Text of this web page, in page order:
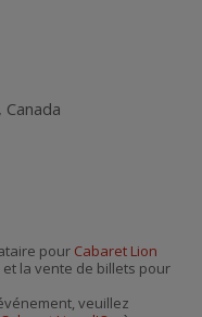
, Canada
pour Cabaret Lion
et la vente de billets pour
veuillez